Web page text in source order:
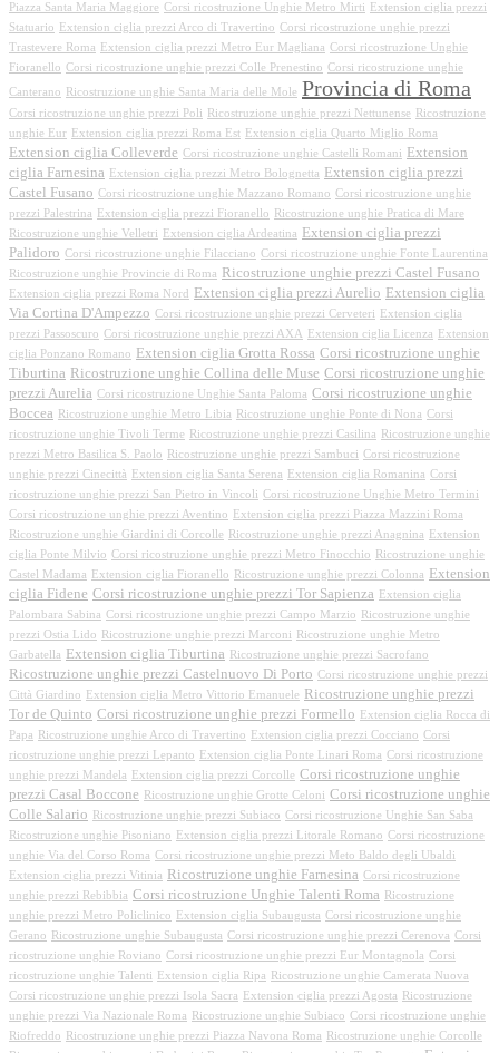
Piazza Santa Maria Maggiore Corsi ricostruzione Unghie Metro Mirti
Extension ciglia prezzi
Statuario
Extension ciglia prezzi Arco di Travertino Corsi ricostruzione unghie prezzi
Trastevere Roma
Extension ciglia prezzi Metro Eur Magliana Corsi ricostruzione Unghie
Fioranello Corsi ricostruzione unghie prezzi Colle Prenestino Corsi ricostruzione unghie
Canterano
Ricostruzione unghie Santa Maria delle Mole Provincia di Roma
Corsi ricostruzione unghie prezzi Poli Ricostruzione unghie prezzi Nettunense
Ricostruzione
unghie Eur
Extension ciglia prezzi Roma Est Extension ciglia Quarto Miglio Roma
Extension ciglia Colleverde Corsi ricostruzione unghie Castelli Romani
Extension
ciglia Farnesina
Extension ciglia prezzi Metro Bolognetta
Extension ciglia prezzi
Castel Fusano Corsi ricostruzione unghie Mazzano Romano Corsi ricostruzione unghie
prezzi Palestrina
Extension ciglia prezzi Fioranello
Ricostruzione unghie Pratica di Mare
Ricostruzione unghie Velletri
Extension ciglia Ardeatina
Extension ciglia prezzi
Palidoro Corsi ricostruzione unghie Filacciano Corsi ricostruzione unghie Fonte Laurentina
Ricostruzione unghie Provincie di Roma
Ricostruzione unghie prezzi Castel Fusano
Extension ciglia prezzi Roma Nord Extension ciglia prezzi Aurelio Extension ciglia
Via Cortina D'Ampezzo Corsi ricostruzione unghie prezzi Cerveteri
Extension ciglia
prezzi Passoscuro Corsi ricostruzione unghie prezzi AXA Extension ciglia Licenza
Extension
ciglia Ponzano Romano
Extension ciglia Grotta Rossa Corsi ricostruzione unghie
Tiburtina Ricostruzione unghie Collina delle Muse Corsi ricostruzione unghie
prezzi Aurelia Corsi ricostruzione Unghie Santa Paloma Corsi ricostruzione unghie
Boccea
Ricostruzione unghie Metro Libia Ricostruzione unghie Ponte di Nona Corsi
ricostruzione unghie Tivoli Terme
Ricostruzione unghie prezzi Casilina
Ricostruzione unghie
prezzi Metro Basilica S. Paolo
Ricostruzione unghie prezzi Sambuci Corsi ricostruzione
unghie prezzi Cinecittà
Extension ciglia Santa Serena Extension ciglia Romanina Corsi
ricostruzione unghie prezzi San Pietro in Vincoli Corsi ricostruzione Unghie Metro Termini
Corsi ricostruzione unghie prezzi Aventino
Extension ciglia prezzi Piazza Mazzini Roma
Ricostruzione unghie Giardini di Corcolle
Ricostruzione unghie prezzi Anagnina
Extension
ciglia Ponte Milvio Corsi ricostruzione unghie prezzi Metro Finocchio
Ricostruzione unghie
Castel Madama
Extension ciglia Fioranello Ricostruzione unghie prezzi Colonna
Extension
ciglia Fidene Corsi ricostruzione unghie prezzi Tor Sapienza
Extension ciglia
Palombara Sabina Corsi ricostruzione unghie prezzi Campo Marzio
Ricostruzione unghie
prezzi Ostia Lido
Ricostruzione unghie prezzi Marconi
Ricostruzione unghie Metro
Garbatella
Extension ciglia Tiburtina Ricostruzione unghie prezzi Sacrofano
Ricostruzione unghie prezzi Castelnuovo Di Porto Corsi ricostruzione unghie prezzi
Città Giardino
Extension ciglia Metro Vittorio Emanuele
Ricostruzione unghie prezzi
Tor de Quinto Corsi ricostruzione unghie prezzi Formello
Extension ciglia Rocca di
Papa
Ricostruzione unghie Arco di Travertino Extension ciglia prezzi Cocciano Corsi
ricostruzione unghie prezzi Lepanto
Extension ciglia Ponte Linari Roma Corsi ricostruzione
unghie prezzi Mandela
Extension ciglia prezzi Corcolle Corsi ricostruzione unghie
prezzi Casal Boccone
Ricostruzione unghie Grotte Celoni Corsi ricostruzione unghie
Colle Salario
Ricostruzione unghie prezzi Subiaco Corsi ricostruzione Unghie San Saba
Ricostruzione unghie Pisoniano
Extension ciglia prezzi Litorale Romano Corsi ricostruzione
unghie Via del Corso Roma Corsi ricostruzione unghie prezzi Meto Baldo degli Ubaldi
Extension ciglia prezzi Vitinia
Ricostruzione unghie Farnesina Corsi ricostruzione
unghie prezzi Rebibbia Corsi ricostruzione Unghie Talenti Roma
Ricostruzione
unghie prezzi Metro Policlinico
Extension ciglia Subaugusta Corsi ricostruzione unghie
Gerano
Ricostruzione unghie Subaugusta Corsi ricostruzione unghie prezzi Cerenova Corsi
ricostruzione unghie Roviano Corsi ricostruzione unghie prezzi Eur Montagnola Corsi
ricostruzione unghie Talenti
Extension ciglia Ripa
Ricostruzione unghie Camerata Nuova
Corsi ricostruzione unghie prezzi Isola Sacra
Extension ciglia prezzi Agosta
Ricostruzione
unghie prezzi Via Nazionale Roma
Ricostruzione unghie Subiaco Corsi ricostruzione unghie
Riofreddo
Ricostruzione unghie prezzi Piazza Navona Roma
Ricostruzione unghie Corcolle